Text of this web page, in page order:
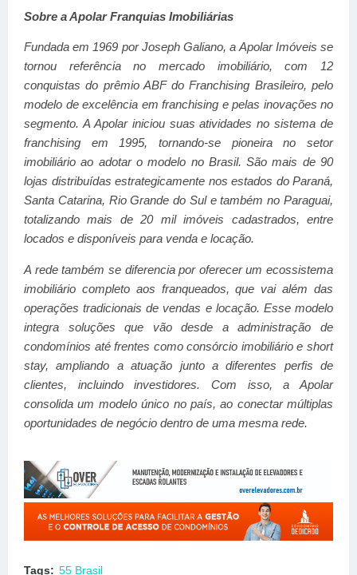
Sobre a Apolar Franquias Imobiliárias
Fundada em 1969 por Joseph Galiano, a Apolar Imóveis se
tornou referência no mercado imobiliário, com 12
conquistas do prêmio ABF do Franchising Brasileiro, pelo
modelo de excelência em franchising e pelas inovações no
segmento. A Apolar iniciou suas atividades no sistema de
franchising em 1995, tornando-se pioneira no setor
imobiliário ao adotar o modelo no Brasil. São mais de 90
lojas distribuídas estrategicamente nos estados do Paraná,
Santa Catarina, Rio Grande do Sul e também no Paraguai,
totalizando mais de 20 mil imóveis cadastrados, entre
locados e disponíveis para venda e locação.
A rede também se diferencia por oferecer um ecossistema
imobiliário completo aos franqueados, que vai além das
operações tradicionais de vendas e locação. Esse modelo
integra soluções que vão desde a administração de
condomínios até frentes como consórcio imobiliário e short
stay, ampliando a atuação junto a diferentes perfis de
clientes, incluindo investidores. Com isso, a Apolar
consolida um modelo único no país, ao conectar múltiplas
oportunidades de negócio dentro de uma mesma rede.
Tags: 55 Brasil